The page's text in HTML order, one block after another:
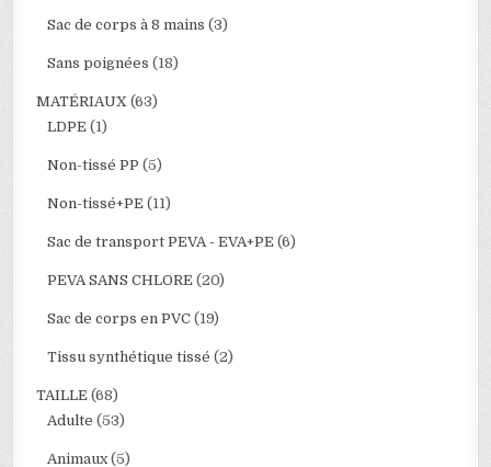
Sac de corps à 8 mains (3)
Sans poignées (18)
MATÉRIAUX (63)
LDPE (1)
Non-tissé PP (5)
Non-tissé+PE (11)
Sac de transport PEVA - EVA+PE (6)
PEVA SANS CHLORE (20)
Sac de corps en PVC (19)
Tissu synthétique tissé (2)
TAILLE (68)
Adulte (53)
Animaux (5)